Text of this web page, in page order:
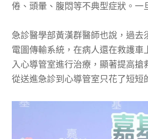
倦、頭暈、腹悶等不典型症狀。一
急診醫學部黃漢群醫師也說，過
電圖傳輸系統，在病人還在救護
入心導管室進行治療，顯著提高
從送進急診到心導管室只花了短短